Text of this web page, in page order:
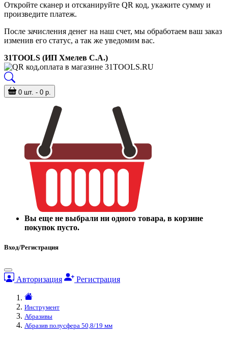
Откройте сканер и отсканируйте QR код, укажите сумму и
произведите платеж.
После зачисления денег на наш счет, мы обработаем ваш заказ
изменив его статус, а так же уведомим вас.
31TOOLS (ИП Хмелев С.А.)
0 шт. - 0 р.
Вы еще не выбрали ни одного товара, в корзине
покупок пусто.
Вход/Регистрация
Авторизация Регистрация
Инструмент
Абразивы
Абразив полусфера 50,8/19 мм